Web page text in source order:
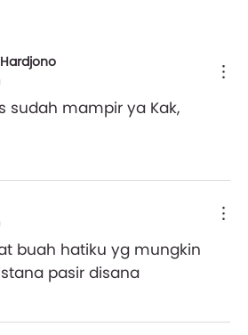
sudah mampir ya Kak,
buah hatiku yg mungkin
pasir disana